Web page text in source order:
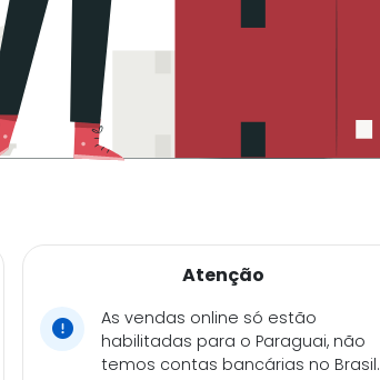
Atenção
As vendas online só estão
habilitadas para o Paraguai, não
temos contas bancárias no Brasil.